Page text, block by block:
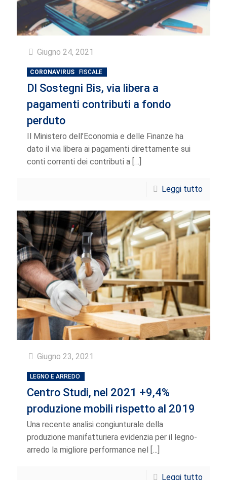
Giugno 24, 2021
CORONAVIRUS FISCALE
Dl Sostegni Bis, via libera a
pagamenti contributi a fondo
perduto
Il Ministero dell’Economia e delle Finanze ha
dato il via libera ai pagamenti direttamente sui
conti correnti dei contributi a […]
Leggi tutto
Giugno 23, 2021
LEGNO E ARREDO
Centro Studi, nel 2021 +9,4%
produzione mobili rispetto al 2019
Una recente analisi congiunturale della
produzione manifatturiera evidenzia per il legno-
arredo la migliore performance nel […]
Leggi tutto